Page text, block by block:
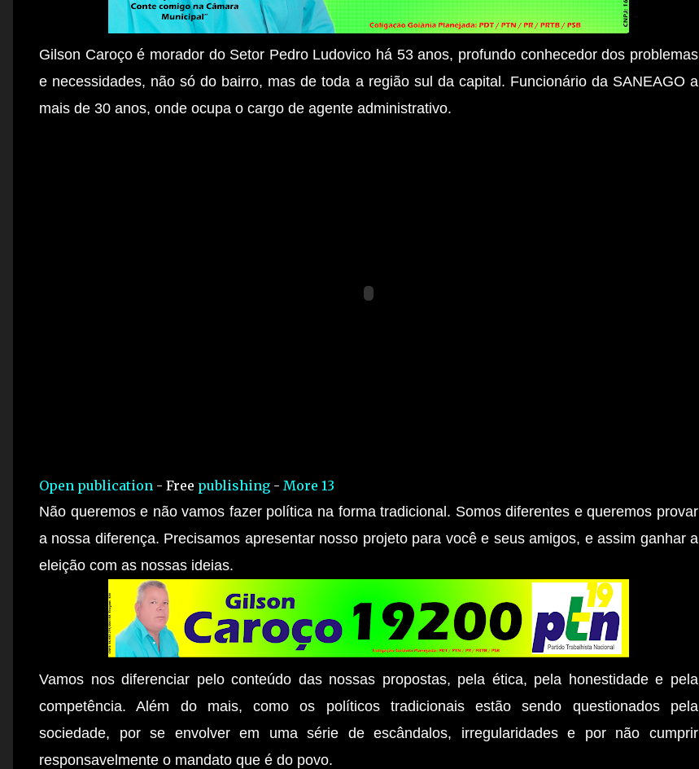
Gilson Caroço é morador do Setor Pedro Ludovico há 53 anos, profundo conhecedor dos problemas
e necessidades, não só do bairro, mas de toda a região sul da capital. Funcionário da SANEAGO a
mais de 30 anos, onde ocupa o cargo de agente administrativo.
Open publication - Free publishing - More 13
Não queremos e não vamos fazer política na forma tradicional. Somos diferentes e queremos provar
a nossa diferença. Precisamos apresentar nosso projeto para você e seus amigos, e assim ganhar a
eleição com as nossas ideias.
Vamos nos diferenciar pelo conteúdo das nossas propostas, pela ética, pela honestidade e pela
competência. Além do mais, como os políticos tradicionais estão sendo questionados pela
sociedade, por se envolver em uma série de escândalos, irregularidades e por não cumprir
responsavelmente o mandato que é do povo.